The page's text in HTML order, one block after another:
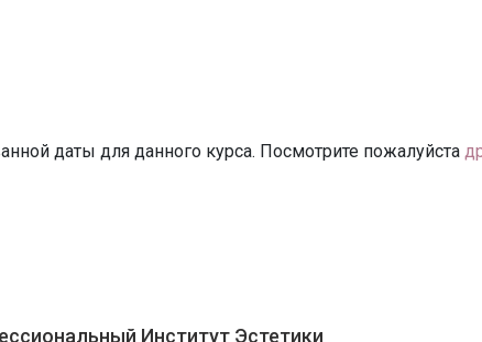
даты для данного курса. Посмотрите пожалуйста
Институт Эстетики